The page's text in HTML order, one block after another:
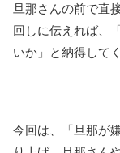
旦那さんの前で直
回しに伝えれば、
いか」と納得して
今回は、「旦那が